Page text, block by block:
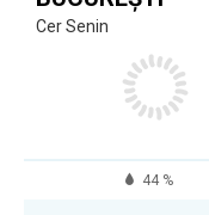
Cer Senin
44 %